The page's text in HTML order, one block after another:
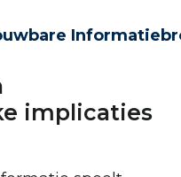
implicaties